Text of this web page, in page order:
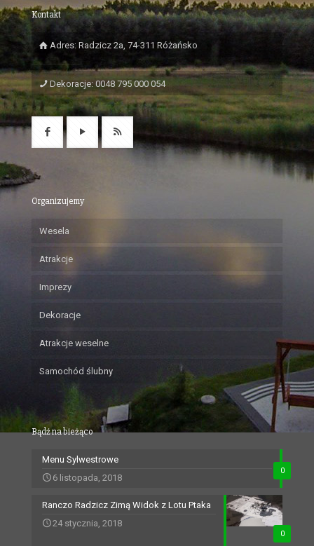
Kontakt
Adres: Radzicz 2a, 74-311 Różańsko
Dekoracje: 0048 795 000 054
Organizujemy
Wesela
Atrakcje
Imprezy
Dekoracje
Atrakcje weselne
Samochód ślubny
Bądź na bieżąco
0
Menu Sylwestrowe
6 listopada, 2018
0
Ranczo Radzicz Zimą Widok z Lotu Ptaka
24 stycznia, 2018